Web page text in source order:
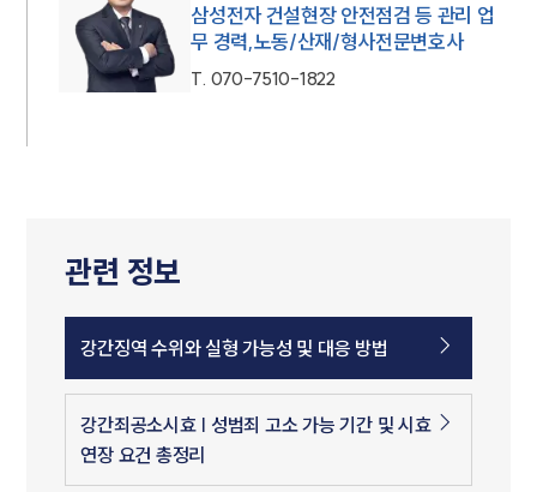
삼성전자 건설현장 안전점검 등 관리 업
무 경력,노동/산재/형사전문변호사
T. 070-7510-1822
관련 정보
강간징역 수위와 실형 가능성 및 대응 방법
강간죄공소시효 | 성범죄 고소 가능 기간 및 시효
연장 요건 총정리